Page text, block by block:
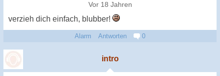
Vor 18 Jahren
verzieh dich einfach, blubber!
Alarm Antworten 0
intro